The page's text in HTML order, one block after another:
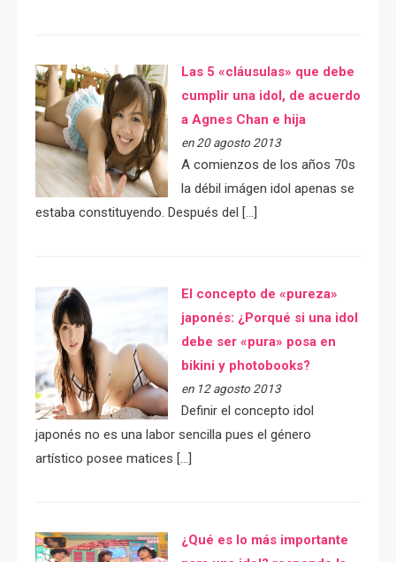
Las 5 «cláusulas» que debe
cumplir una idol, de acuerdo
a Agnes Chan e hija
en 20 agosto 2013
A comienzos de los años 70s
la débil imágen idol apenas se
estaba constituyendo. Después del […]
El concepto de «pureza»
japonés: ¿Porqué si una idol
debe ser «pura» posa en
bikini y photobooks?
en 12 agosto 2013
Definir el concepto idol
japonés no es una labor sencilla pues el género
artístico posee matices […]
¿Qué es lo más importante